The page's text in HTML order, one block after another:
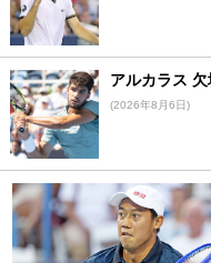
アルカラス
(2026年8月6日)